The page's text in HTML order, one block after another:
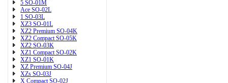
5 SO-01M
Ace SO-02L
1 SO-03L
XZ3 SO-01L
XZ2 Premium SO-04K
XZ2 Compact SO-05K
XZ2 SO-03K
XZ1 Compact SO-02K
XZ1 SO-01K
XZ Premium SO-04J
XZs SO-03J
X Compact SO-02J